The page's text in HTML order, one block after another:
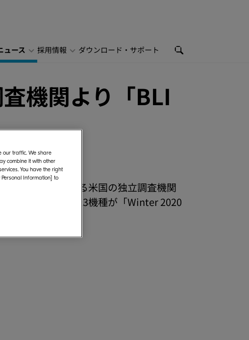
ュース 採用情報 ダウンロード・サポート
機関より「BLI
ント機器に関する米国の独立調査機関
ノクロA3複合機3機種が「Winter 2020
our traffic. We share
combine it with other
You have the right
Information] to